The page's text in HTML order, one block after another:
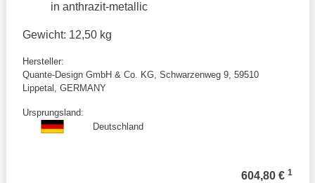
in anthrazit-metallic
Gewicht: 12,50 kg
Hersteller:
Quante-Design GmbH & Co. KG, Schwarzenweg 9, 59510
Lippetal, GERMANY
Ursprungsland:
Deutschland
604,80 € 1